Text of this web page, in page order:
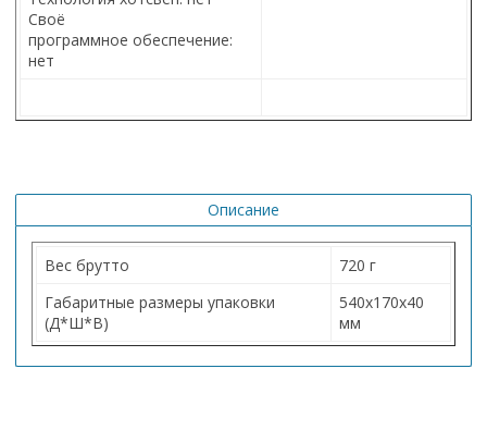
Своё
программное обеспечение:
нет
Описание
Вес брутто
720 г
Габаритные размеры упаковки
(Д*Ш*В)
540х170х40
мм